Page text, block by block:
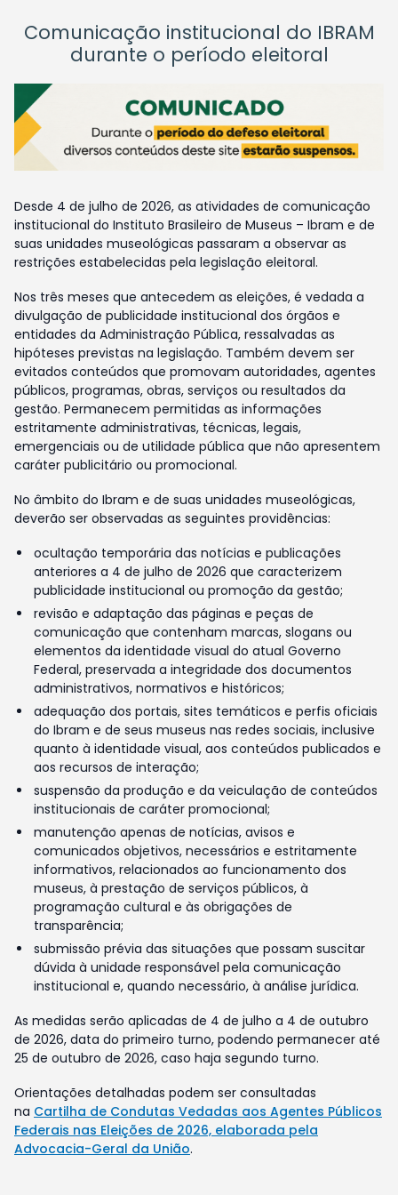
Comunicação institucional do IBRAM
durante o período eleitoral
Desde 4 de julho de 2026, as atividades de comunicação
institucional do Instituto Brasileiro de Museus – Ibram e de
suas unidades museológicas passaram a observar as
restrições estabelecidas pela legislação eleitoral.
Nos três meses que antecedem as eleições, é vedada a
divulgação de publicidade institucional dos órgãos e
entidades da Administração Pública, ressalvadas as
hipóteses previstas na legislação. Também devem ser
evitados conteúdos que promovam autoridades, agentes
públicos, programas, obras, serviços ou resultados da
gestão. Permanecem permitidas as informações
estritamente administrativas, técnicas, legais,
emergenciais ou de utilidade pública que não apresentem
caráter publicitário ou promocional.
No âmbito do Ibram e de suas unidades museológicas,
deverão ser observadas as seguintes providências:
ocultação temporária das notícias e publicações
anteriores a 4 de julho de 2026 que caracterizem
publicidade institucional ou promoção da gestão;
revisão e adaptação das páginas e peças de
comunicação que contenham marcas, slogans ou
elementos da identidade visual do atual Governo
Federal, preservada a integridade dos documentos
administrativos, normativos e históricos;
adequação dos portais, sites temáticos e perfis oficiais
do Ibram e de seus museus nas redes sociais, inclusive
quanto à identidade visual, aos conteúdos publicados e
aos recursos de interação;
suspensão da produção e da veiculação de conteúdos
institucionais de caráter promocional;
manutenção apenas de notícias, avisos e
comunicados objetivos, necessários e estritamente
informativos, relacionados ao funcionamento dos
museus, à prestação de serviços públicos, à
programação cultural e às obrigações de
transparência;
submissão prévia das situações que possam suscitar
dúvida à unidade responsável pela comunicação
institucional e, quando necessário, à análise jurídica.
As medidas serão aplicadas de 4 de julho a 4 de outubro
de 2026, data do primeiro turno, podendo permanecer até
25 de outubro de 2026, caso haja segundo turno.
Orientações detalhadas podem ser consultadas
na Cartilha de Condutas Vedadas aos Agentes Públicos
Federais nas Eleições de 2026, elaborada pela
Advocacia-Geral da União.